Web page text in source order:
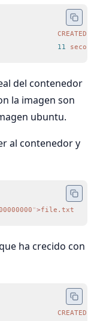
CREATED
11
del contenedor
la imagen son
ubuntu.
al contenedor y
">file.txt
ha crecido con
CREATED